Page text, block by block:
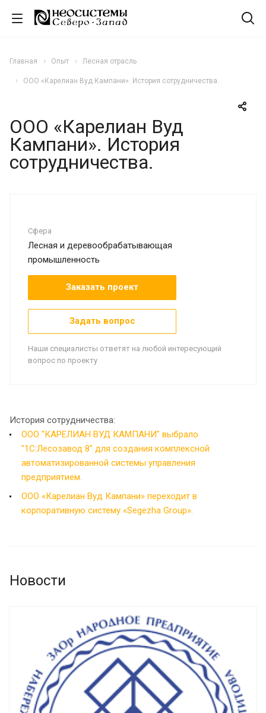
Главная Опыт Лесная отрасль
ООО «Карелиан Вуд Кампани». История сотрудничества.
ООО «Карелиан Вуд
Кампани». История
сотрудничества.
Сфера
Лесная и деревообрабатывающая
промышленность
Заказать проект
Задать вопрос
Наши специалисты ответят на любой интересующий
вопрос по проекту
История сотрудничества:
ООО "КАРЕЛИАН ВУД КАМПАНИ" выбрало
"1С:Лесозавод 8" для создания комплексной
автоматизированной системы управления
предприятием.
ООО «Карелиан Вуд Кампани» переходит в
корпоративную систему «Segezha Group».
Новости